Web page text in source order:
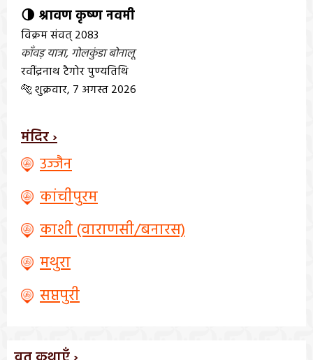
🌗 श्रावण कृष्ण नवमी
विक्रम संवत् 2083
काँवड़ यात्रा,गोलकुंडा बोनालू
रवींद्रनाथ टैगोर पुण्यतिथि
🐅 शुक्रवार, 7 अगस्त 2026
मंदिर ›
उज्जैन
कांचीपुरम
काशी (वाराणसी/बनारस)
मथुरा
सप्तपुरी